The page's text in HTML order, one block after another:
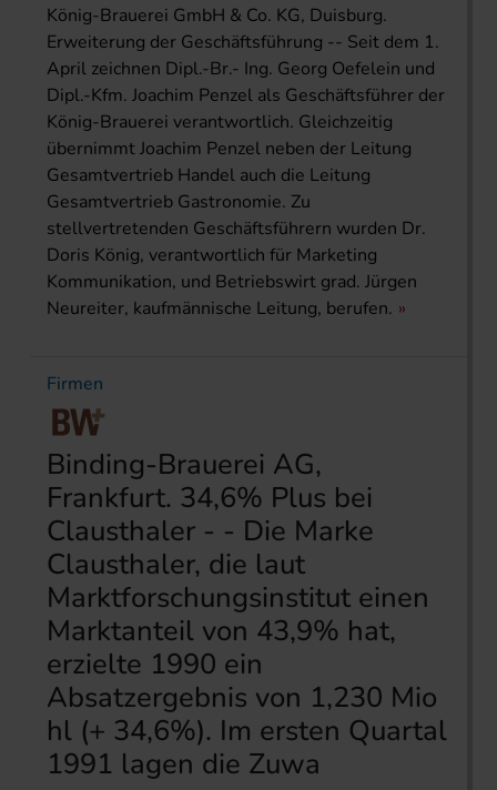
König-Brauerei GmbH & Co. KG, Duisburg.
Erweiterung der Geschäftsführung -- Seit dem 1.
April zeichnen Dipl.-Br.- Ing. Georg Oefelein und
Dipl.-Kfm. Joachim Penzel als Geschäftsführer der
König-Brauerei verantwortlich. Gleichzeitig
übernimmt Joachim Penzel neben der Leitung
Gesamtvertrieb Handel auch die Leitung
Gesamtvertrieb Gastronomie. Zu
stellvertretenden Geschäftsführern wurden Dr.
Doris König, verantwortlich für Marketing
Kommunikation, und Betriebswirt grad. Jürgen
Neureiter, kaufmännische Leitung, berufen.
Firmen
Binding-Brauerei AG,
Frankfurt. 34,6% Plus bei
Clausthaler - - Die Marke
Clausthaler, die laut
Marktforschungsinstitut einen
Marktanteil von 43,9% hat,
erzielte 1990 ein
Absatzergebnis von 1,230 Mio
hl (+ 34,6%). Im ersten Quartal
1991 lagen die Zuwa